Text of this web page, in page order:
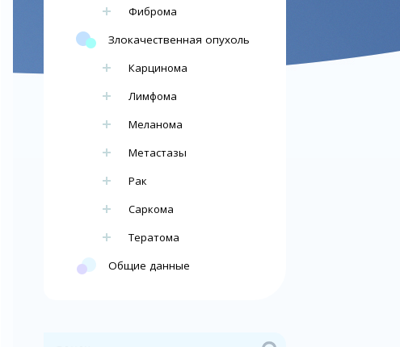
Фиброма
Злокачественная опухоль
Карцинома
Лимфома
Меланома
Метастазы
Рак
Саркома
Тератома
Общие данные